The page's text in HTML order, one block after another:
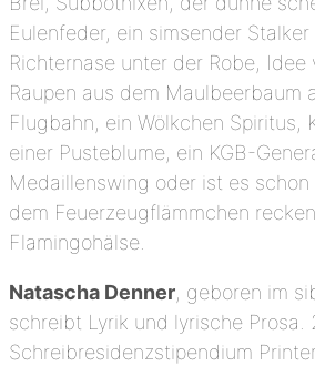
Eulenfeder, ein simsender
Richternase unter der Robe,
Raupen aus dem Maulbeerbaum
Flugbahn, ein Wölkchen Spiritus,
einer Pusteblume, ein KGB-
Medaillenswing oder ist es schon
dem Feuerzeugflämmchen
Flamingohälse.
Natascha Denner, geboren im
schreibt Lyrik und lyrische Prosa.
Schreibresidenzstipendium